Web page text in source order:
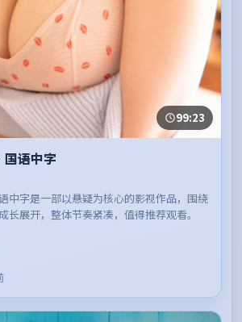
99:23
语中字
中字是一部以悬疑为核心的影视作品，围绕
长展开，整体节奏紧凑，值得推荐观看。